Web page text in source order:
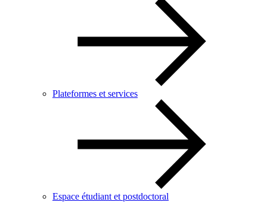
Plateformes et services
Espace étudiant et postdoctoral